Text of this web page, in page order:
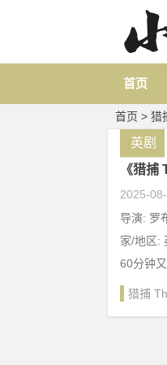
首页
首页 > 猎
《猎
2025-
英剧
导演: 罗
家/地区:
60分钟又
猎捕